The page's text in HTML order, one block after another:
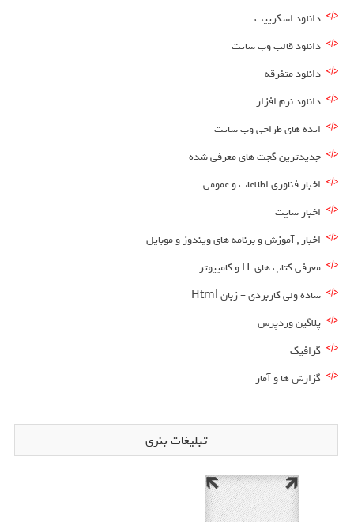
دانلود اسکریپت
دانلود قالب وب سایت
دانلود متفرقه
دانلود نرم افزار
ایده های طراحی وب سایت
جدیدترین گجت های معرفی شده
اخبار فناوری اطلاعات و عمومی
اخبار سایت
اخبار , آموزش و برنامه های ویندوز و موبایل
معرفی کتاب های IT و کامپیوتر
ساده ولی کاربردی – زبان Html
پلاگین وردپرس
گرافیک
گزارش ها و آمار
تبلیغات بنری